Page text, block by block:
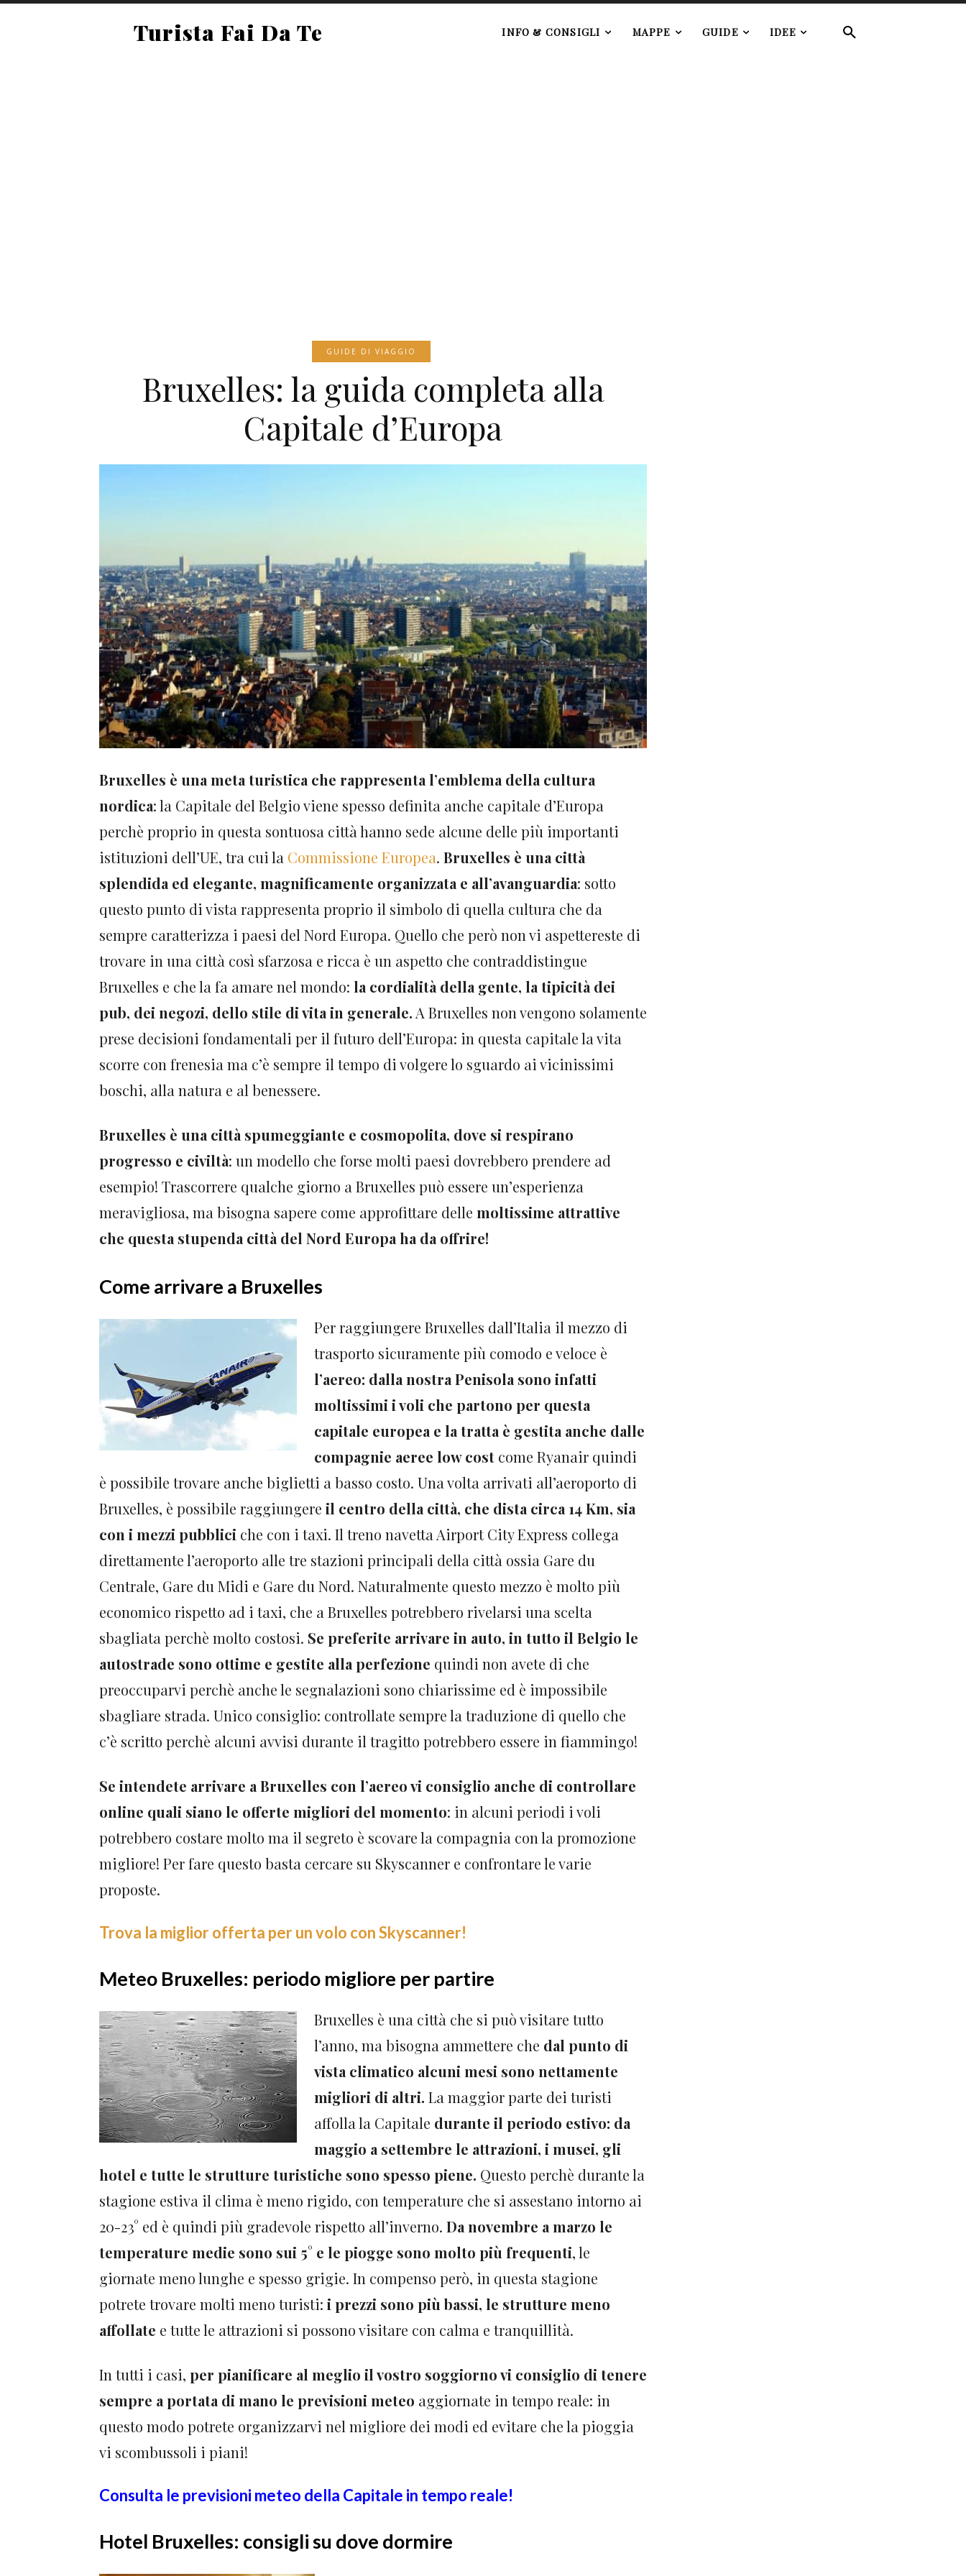
Turista Fai Da Te INFO & CONSIGLI MAPPE GUIDE IDEE
GUIDE DI VIAGGIO
Bruxelles: la guida completa alla
Capitale d’Europa
Bruxelles è una meta turistica che rappresenta l’emblema della cultura
nordica: la Capitale del Belgio viene spesso definita anche capitale d’Europa
perchè proprio in questa sontuosa città hanno sede alcune delle più importanti
istituzioni dell’UE, tra cui la Commissione Europea. Bruxelles è una città
splendida ed elegante, magnificamente organizzata e all’avanguardia: sotto
questo punto di vista rappresenta proprio il simbolo di quella cultura che da
sempre caratterizza i paesi del Nord Europa. Quello che però non vi aspettereste di
trovare in una città così sfarzosa e ricca è un aspetto che contraddistingue
Bruxelles e che la fa amare nel mondo: la cordialità della gente, la tipicità dei
pub, dei negozi, dello stile di vita in generale.A Bruxelles non vengono solamente
prese decisioni fondamentali per il futuro dell’Europa: in questa capitale la vita
scorre con frenesia ma c’è sempre il tempo di volgere lo sguardo ai vicinissimi
boschi, alla natura e al benessere.
Bruxelles è una città spumeggiante e cosmopolita, dove si respirano
progresso e civiltà: un modello che forse molti paesi dovrebbero prendere ad
esempio! Trascorrere qualche giorno a Bruxelles può essere un’esperienza
meravigliosa, ma bisogna sapere come approfittare delle moltissime attrattive
che questa stupenda città del Nord Europa ha da offrire!
Come arrivare a Bruxelles
Per raggiungere Bruxelles dall’Italia il mezzo di
trasporto sicuramente più comodo e veloce è
l’aereo: dalla nostra Penisola sono infatti
moltissimi i voli che partono per questa
capitale europea e la tratta è gestita anche dalle
compagnie aeree low cost come Ryanair quindi
è possibile trovare anche biglietti a basso costo. Una volta arrivati all’aeroporto di
Bruxelles, è possibile raggiungere il centro della città, che dista circa 14 Km, sia
con i mezzi pubblici che con i taxi. Il treno navetta Airport City Express collega
direttamente l’aeroporto alle tre stazioni principali della città ossia Gare du
Centrale, Gare du Midi e Gare du Nord. Naturalmente questo mezzo è molto più
economico rispetto ad i taxi, che a Bruxelles potrebbero rivelarsi una scelta
sbagliata perchè molto costosi. Se preferite arrivare in auto, in tutto il Belgio le
autostrade sono ottime e gestite alla perfezione quindi non avete di che
preoccuparvi perchè anche le segnalazioni sono chiarissime ed è impossibile
sbagliare strada. Unico consiglio: controllate sempre la traduzione di quello che
c’è scritto perchè alcuni avvisi durante il tragitto potrebbero essere in fiammingo!
Se intendete arrivare a Bruxelles con l’aereo vi consiglio anche di controllare
online quali siano le offerte migliori del momento: in alcuni periodi i voli
potrebbero costare molto ma il segreto è scovare la compagnia con la promozione
migliore! Per fare questo basta cercare su Skyscanner e confrontare le varie
proposte.
Trova la miglior offerta per un volo con Skyscanner!
Meteo Bruxelles: periodo migliore per partire
Bruxelles è una città che si può visitare tutto
l’anno, ma bisogna ammettere che dal punto di
vista climatico alcuni mesi sono nettamente
migliori di altri. La maggior parte dei turisti
affolla la Capitale durante il periodo estivo: da
maggio a settembre le attrazioni, i musei, gli
hotel e tutte le strutture turistiche sono spesso piene. Questo perchè durante la
stagione estiva il clima è meno rigido, con temperature che si assestano intorno ai
20-23° ed è quindi più gradevole rispetto all’inverno. Da novembre a marzo le
temperature medie sono sui 5° e le piogge sono molto più frequenti, le
giornate meno lunghe e spesso grigie. In compenso però, in questa stagione
potrete trovare molti meno turisti: i prezzi sono più bassi, le strutture meno
affollate e tutte le attrazioni si possono visitare con calma e tranquillità.
In tutti i casi, per pianificare al meglio il vostro soggiorno vi consiglio di tenere
sempre a portata di mano le previsioni meteo aggiornate in tempo reale: in
questo modo potrete organizzarvi nel migliore dei modi ed evitare che la pioggia
vi scombussoli i piani!
Consulta le previsioni meteo della Capitale in tempo reale!
Hotel Bruxelles: consigli su dove dormire